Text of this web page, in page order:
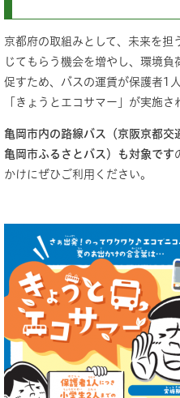
京都府の取組みとして、未来を担
じてもらう機会を増やし、環境
促すため、バスの運賃が保護者1
「きょうとエコサマー」が実施さ
亀岡市内の路線バス（京阪京都交
亀岡市ふるさとバス）も対象です
かけにぜひご利用ください。